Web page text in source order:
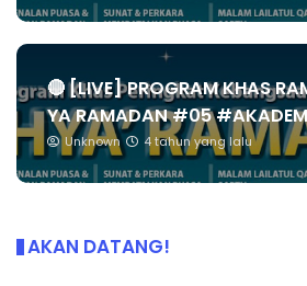
🔴 [LIVE] PROGRAM KHAS
YA RAMADAN #05
Unknown 4 tahun yang lalu
AKAN DATANG!